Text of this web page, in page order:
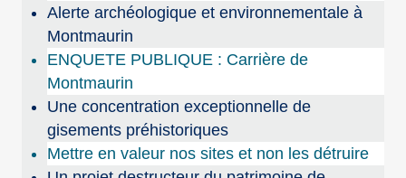
Alerte archéologique et environnementale à
Montmaurin
ENQUETE PUBLIQUE : Carrière de
Montmaurin
Une concentration exceptionnelle de
gisements préhistoriques
Mettre en valeur nos sites et non les détruire